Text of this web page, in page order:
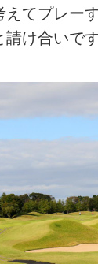
えてプレー
け合いです